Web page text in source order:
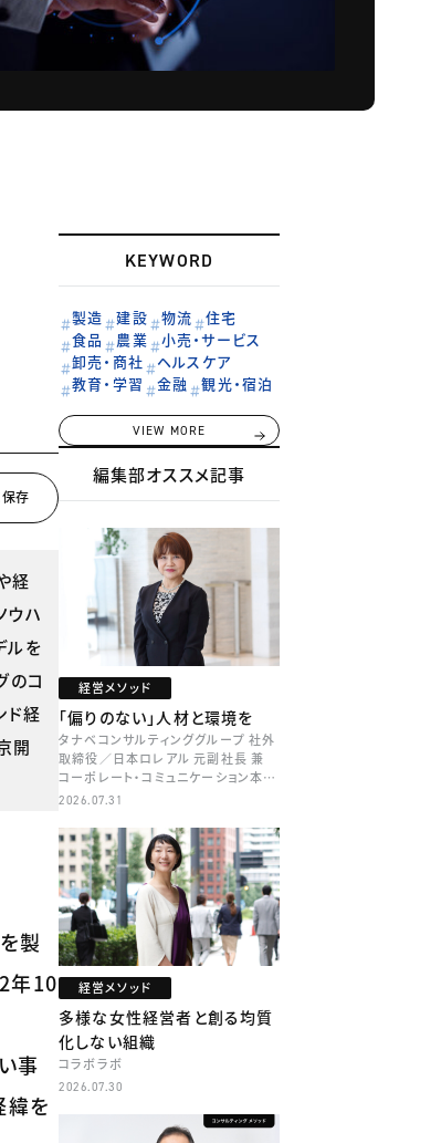
経
ウハ
ルを
のコ
ド経
開
製
年10
事
緯を
KEYWORD
製造 建設 物流
住宅
食品
農業
小売・サービス
卸売・商社
ヘルスケア
教育・学習
金融 観光・宿泊
VIEW MORE
編集部オススメ記事
経営メソッド
「偏りのない」人材と環境を
タナベコンサルティンググループ 社外
取締役／日本ロレアル 元副社長 兼
コーポレート・コミュニケーション本部
本部長／キャリアコンサルタント 井村
2026.07.31
経営メソッド
多様な女性経営者と創る均質
化しない組織
コラボラボ
2026.07.30